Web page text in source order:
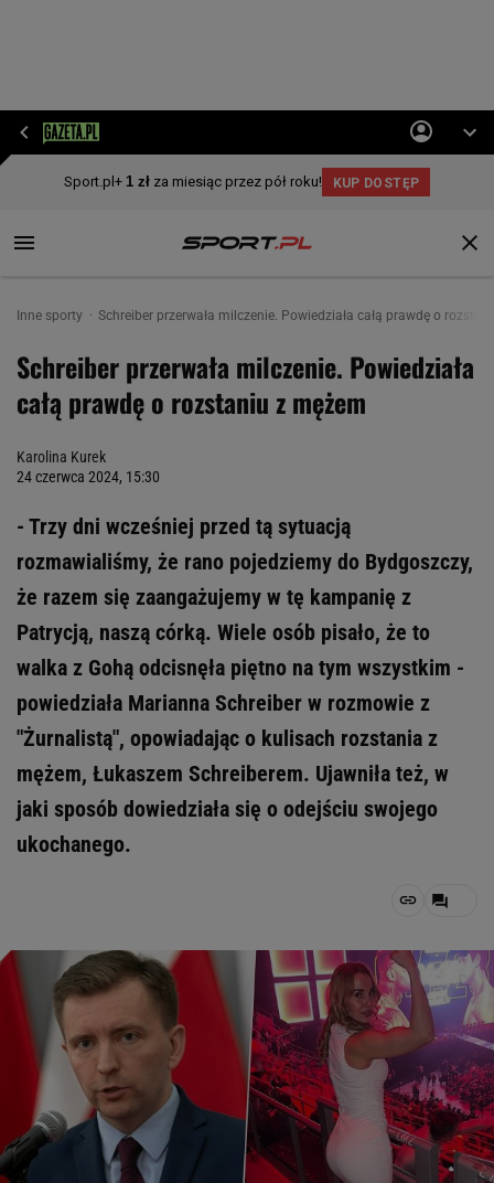
Inne sporty Schreiber przerwała milczenie. Powiedziała całą prawdę o
Schreiber przerwała milczenie. Powiedziała
całą prawdę o rozstaniu z mężem
Karolina Kurek
24 czerwca 2024, 15:30
- Trzy dni wcześniej przed tą sytuacją
rozmawialiśmy, że rano pojedziemy do Bydgoszczy,
że razem się zaangażujemy w tę kampanię z
Patrycją, naszą córką. Wiele osób pisało, że to
walka z Gohą odcisnęła piętno na tym wszystkim -
powiedziała Marianna Schreiber w rozmowie z
"Żurnalistą", opowiadając o kulisach rozstania z
mężem, Łukaszem Schreiberem. Ujawniła też, w
jaki sposób dowiedziała się o odejściu swojego
ukochanego.